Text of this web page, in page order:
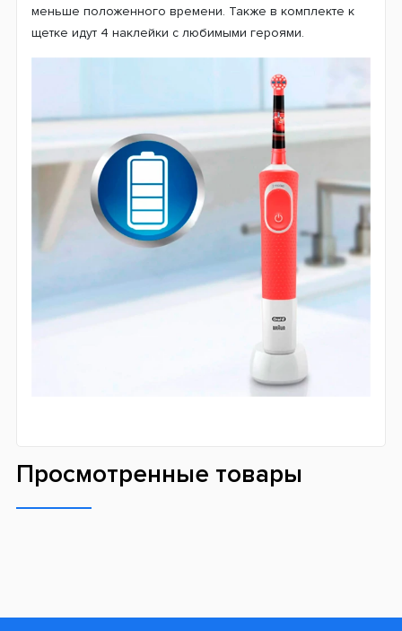
меньше положенного времени. Также в комплекте к
щетке идут 4 наклейки с любимыми героями.
Просмотренные товары